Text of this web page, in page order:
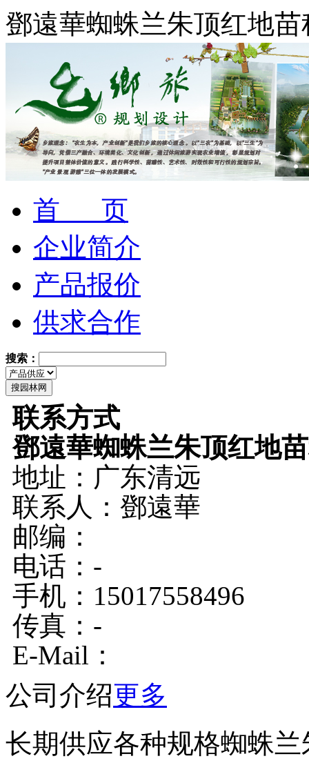
鄧遠華蜘蛛兰朱顶红地
首 页
企业简介
产品报价
供求合作
搜索：
联系方式
鄧遠華蜘蛛兰朱顶红地
地址：广东清远
联系人：鄧遠華
邮编：
电话：-
手机：15017558496
传真：-
E-Mail：
公司介绍更多
长期供应各种规格蜘蛛